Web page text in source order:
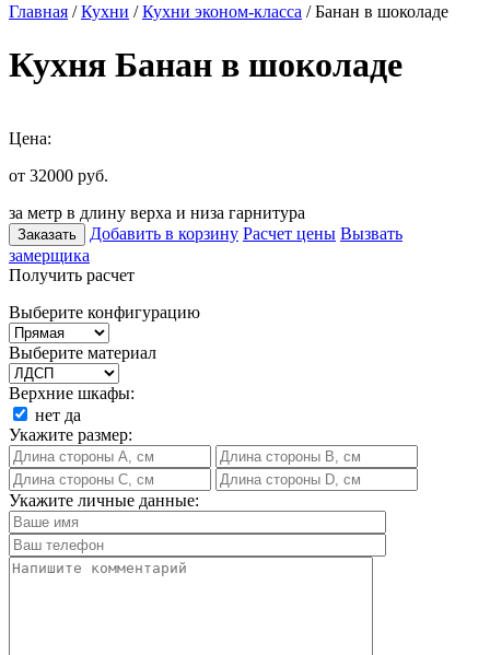
Главная /Кухни /Кухни эконом-класса / Банан в шоколаде
Кухня Банан в шоколаде
Цена:
от 32000 руб.
за метр в длину верха и низа гарнитура
Заказать Добавить в корзину Расчет цены Вызвать
замерщика
Получить расчет
Выберите конфигурацию
Выберите материал
Верхние шкафы:
нет да
Укажите размер:
Укажите личные данные: